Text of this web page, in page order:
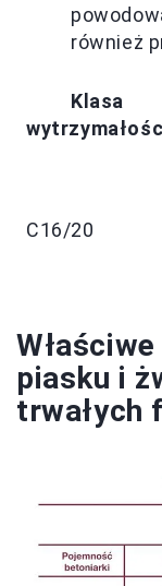
również
Klasa
C16/20
piasku i
trwałych